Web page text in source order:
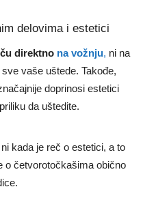
delovima i estetici
direktno na vožnju, ni na
vaše uštede. Takođe,
doprinosi estetici
da uštedite.
kada je reč o estetici, a to
o četvorotočkašima obično